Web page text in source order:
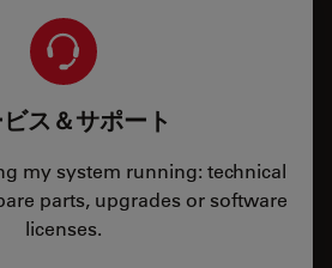
ス＆サポート
my system running: technical
parts, upgrades or software
licenses.